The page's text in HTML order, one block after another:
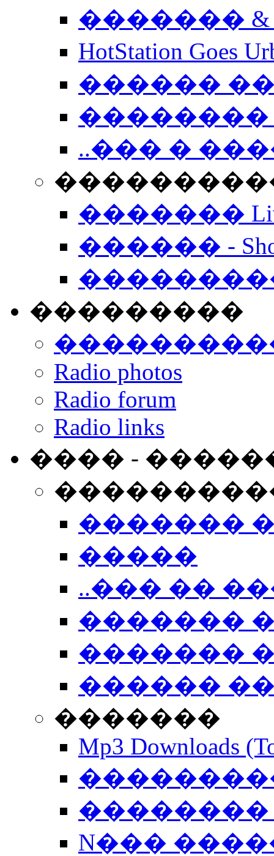
�������
HotStation
������
��������
..��� �
����������
�������
������ -
���������
Radio photos
Radio forum
Radio links
���� -
�������
�����
..��� ��
�������
�������
������
�������
Mp3 Downloads
��������
N���